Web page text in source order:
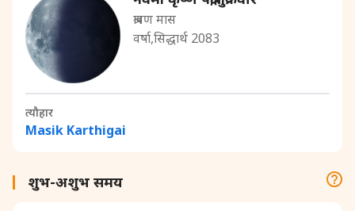
श्रावण मास
वर्षा,सिद्धार्थ 2083
त्यौहार
Masik Karthigai
शुभ-अशुभ समय